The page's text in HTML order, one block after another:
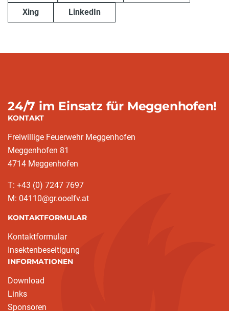
Xing LinkedIn
24/7 im Einsatz für Meggenhofen!
KONTAKT
Freiwillige Feuerwehr Meggenhofen
Meggenhofen 81
4714 Meggenhofen
T: +43 (0) 7247 7697
M: 04110@gr.ooelfv.at
KONTAKTFORMULAR
Kontaktformular
Insektenbeseitigung
INFORMATIONEN
Download
Links
Sponsoren